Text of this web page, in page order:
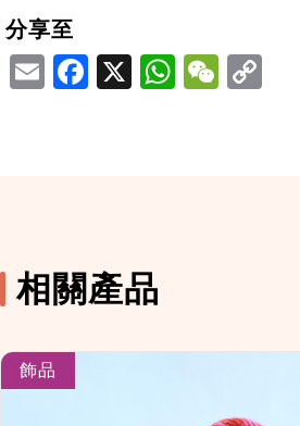
分享至
EmailFacebook
X WhatsApp
WeChat
相關產品
飾品